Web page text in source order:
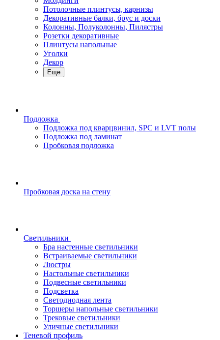
Потолочные плинтусы, карнизы
Декоративные балки, брус и доски
Колонны, Полуколонны, Пилястры
Розетки декоративные
Плинтусы напольные
Уголки
Декор
Еще
Подложка
Подложка под кварцвинил, SPC и LVT полы
Подложка под ламинат
Пробковая подложка
Пробковая доска на стену
Светильники
Бра настенные светильники
Встраиваемые светильники
Люстры
Настольные светильники
Подвесные светильники
Подсветка
Светодиодная лента
Торшеры напольные светильники
Трековые светильники
Уличные светильники
Теневой профиль